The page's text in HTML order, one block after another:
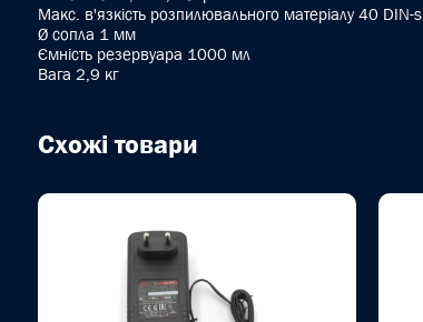
Макс. в'язкість розпилювального матеріалу 40 DIN-s
Ø сопла 1 мм
Ємність резервуара 1000 мл
Вага 2,9 кг
Схожі товари